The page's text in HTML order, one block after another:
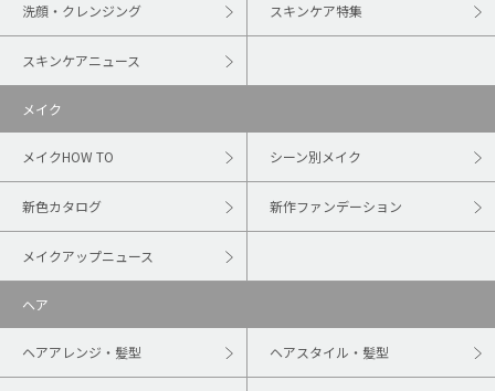
洗顔・クレンジング スキンケア特集
スキンケアニュース
メイク
メイクHOW TO シーン別メイク
新色カタログ 新作ファンデーション
メイクアップニュース
ヘア
ヘアアレンジ・髪型 ヘアスタイル・髪型